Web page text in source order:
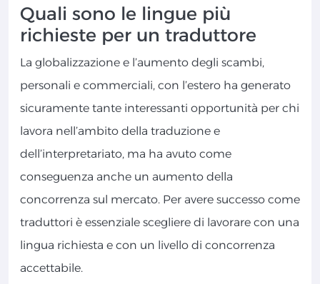
Quali sono le lingue più
richieste per un traduttore
La globalizzazione e l’aumento degli scambi,
personali e commerciali, con l’estero ha generato
sicuramente tante interessanti opportunità per chi
lavora nell’ambito della traduzione e
dell’interpretariato, ma ha avuto come
conseguenza anche un aumento della
concorrenza sul mercato. Per avere successo come
traduttori è essenziale scegliere di lavorare con una
lingua richiesta e con un livello di concorrenza
accettabile.